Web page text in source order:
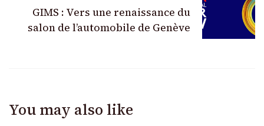
GIMS : Vers une renaissance du
salon de l’automobile de Genève
You may also like